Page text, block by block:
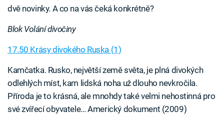
dvě novinky. A co na vás čeká konkrétně?
Blok Volání divočiny
17.50 Krásy divokého Ruska (1)
Kamčatka. Rusko, největší země světa, je plná divokých
odlehlých míst, kam lidská noha už dlouho nevkročila.
Příroda je to krásná, ale mnohdy také velmi nehostinná pro
své zvířecí obyvatele… Americký dokument (2009)